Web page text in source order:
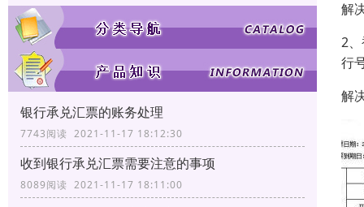
银行承兑汇票的账务处理
7743阅读 2021-11-17 18:12:30
收到银行承兑汇票需要注意的事项
8089阅读 2021-11-17 18:11:00
解
2
行
解